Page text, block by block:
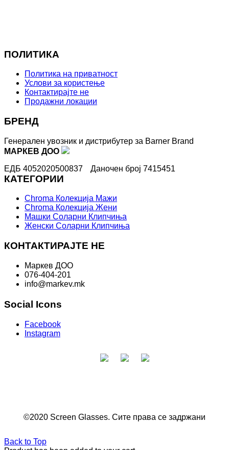
ПОЛИТИКА
Политика на приватност
Услови за користење
Контактирајте не
Продажни локации
БРЕНД
Генерален увозник и дистрибутер за Barner Brand
МАРКЕВ ДОО
ЕДБ 4052020500837
Даночен број 7415451
КАТЕГОРИИ
Chroma Колекција Мажи
Chroma Колекција Жени
Машки Соларни Клипчиња
Женски Соларни Клипчиња
КОНТАКТИРАЈТЕ НЕ
Маркев ДОО
076-404-201
info@markev.mk
Social Icons
Facebook
Instagram
©2020 Screen Glasses. Сите права се задржани
Back to Top